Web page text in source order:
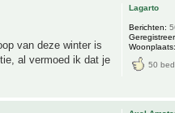
van deze winter is
al vermoed ik dat je
Lagarto
Berichten:
Woonplaats:
50